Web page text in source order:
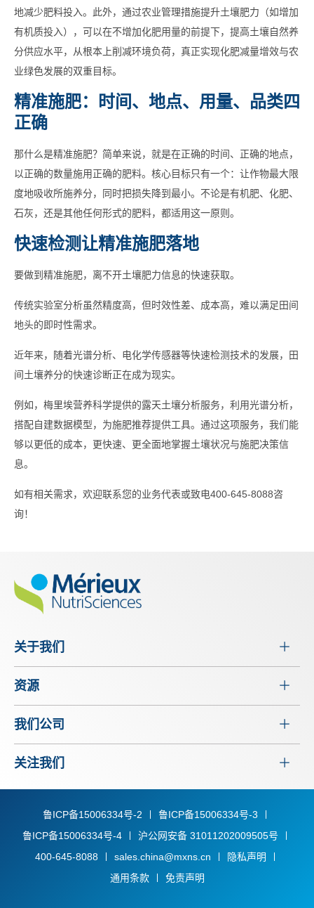
地减少肥料投入。此外，通过农业管理措施提升土壤肥力（如增加
有机质投入），可以在不增加化肥用量的前提下，提高土壤自然养
分供应水平，从根本上削减环境负荷，真正实现化肥减量增效与农
业绿色发展的双重目标。
精准施肥：时间、地点、用量、品类四
正确
那什么是精准施肥？简单来说，就是在正确的时间、正确的地点，
以正确的数量施用正确的肥料。核心目标只有一个：让作物最大限
度地吸收所施养分，同时把损失降到最小。不论是有机肥、化肥、
石灰，还是其他任何形式的肥料，都适用这一原则。
快速检测让精准施肥落地
要做到精准施肥，离不开土壤肥力信息的快速获取。
传统实验室分析虽然精度高，但时效性差、成本高，难以满足田间
地头的即时性需求。
近年来，随着光谱分析、电化学传感器等快速检测技术的发展，田
间土壤养分的快速诊断正在成为现实。
例如，梅里埃营养科学提供的露天土壤分析服务，利用光谱分析，
搭配自建数据模型，为施肥推荐提供工具。通过这项服务，我们能
够以更低的成本，更快速、更全面地掌握土壤状况与施肥决策信
息。
如有相关需求，欢迎联系您的业务代表或致电400-645-8088咨
询！
关于我们
资源
我们公司
关注我们
鲁ICP备15006334号-2
鲁ICP备15006334号-3
鲁ICP备15006334号-4
沪公网安备 31011202009505号
400-645-8088
sales.china@mxns.cn
隐私声明
通用条款
免责声明